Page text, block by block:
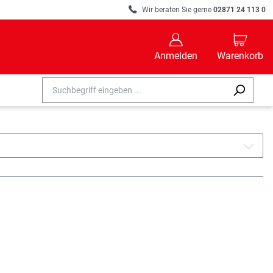
R Wir beraten Sie gerne 02871 24 113 0
B
Anmelden
C
Warenkorb
A